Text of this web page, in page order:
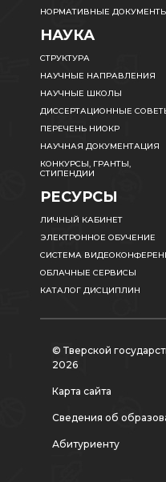
НОРМАТИВНЫЕ
НАУКА
СТРУКТУРА
НАУЧНЫЕ НАПРАВЛЕНИЯ
НАУЧНЫЕ ШКОЛЫ
ДИССЕРТАЦИОННЫЕ
ПЕРЕЧЕНЬ НИОКР
НАУЧНАЯ ДОКУМЕНТАЦИЯ
КОНКУРСЫ, ГРАНТЫ,
СТИПЕНДИИ
РЕСУРСЫ
ЛИЧНЫЙ КАБИНЕТ
ЭЛЕКТРОННОЕ ОБУЧЕНИЕ
СИСТЕМА
ОБЛАЧНЫЕ СЕРВИСЫ
КАТАЛОГ ДИСЦИПЛИН
© Тверской
2026
Карта сайта
Сведения об
Абитуриенту